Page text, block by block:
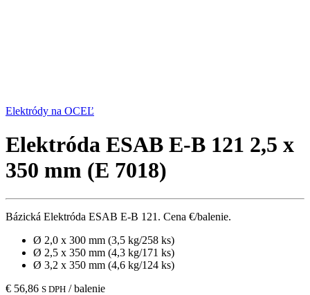
Elektródy na OCEĽ
Elektróda ESAB E-B 121 2,5 x
350 mm (E 7018)
Bázická Elektróda ESAB E-B 121. Cena €/balenie.
Ø 2,0 x 300 mm (3,5 kg/258 ks)
Ø 2,5 x 350 mm (4,3 kg/171 ks)
Ø 3,2 x 350 mm (4,6 kg/124 ks)
€ 56,86 S DPH / balenie